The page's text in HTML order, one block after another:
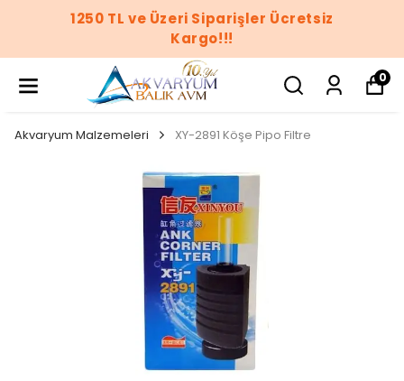
1250 TL ve Üzeri Siparişler Ücretsiz
Kargo!!!
0
Akvaryum Malzemeleri XY-2891 Köşe Pipo Filtre